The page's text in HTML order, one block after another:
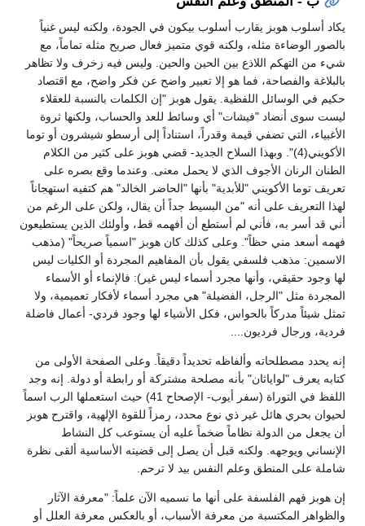
يكاد أسلوب هوبز يقارب أسلوب بيكون في الجودة، ولكنه ليس غنياً
بالصور الوضاءة مثله، ولكنه قوي متميز فعال صريح مثله تماماً، مع
شيء من التهكم اللاذع بين الحين والحين. وليس فيه زخرف ولا تظاهر
بالبلاغة والفصاحة، فما هو إلا تعبير واضح عن فكر واضح، مع اقتصاد
حكيم في الوسائل اللفظية. يقول هوبز "إن الكلمات بالنسبة للعقلاء
ليست سوى أنضاد "فيشات" أي وسائط للعد والحساب، ولكنها ثروة
الأغبياء، التي تضفي قيمة وقدراً، استناداً إلى أرسطو شيشرون أو توما
الأكويني(4)". وبهذا السلاح الجديد- قضي هوبز على كثير من الكلام
الطنان الرنان الأجوف الذي لا يحمل معنى. وعندما وقع بصره على
تعريف توما الأكويني "للأبدية" بأنها "الحاضر الخالد" هم كتفيه استهجاناً
لهذا التعريف على أنه "من البسيط جداً أن يقال، ولكن على الرغم من
أني قد أسر به، فأني لم أستطع أن أفهمه قط، وأولئك الذين يستطيعون
فهمه أسعد مني حظاً". وعلى كذلك كان هوبز "اسمياً صريحاً" (مذهب
الاسمين: مذهب فلسفي يقول بأن المفاهيم المجردة أو الكليات ليس
لها وجود حقيقي، وأنها مجرد أسماء ليس غير): فالإنماء أو الأسماء
المجردة مثل "الرجل، الفضيلة" هي مجرد أسماء لأفكار تعميمية، ولا
تمثل شيئاً مدركاً بالحواس، فكل الأشياء لها وجود فردي- أعمال فاضلة
فردية، ورجال فرديون....
إنه يحدد مصطلحاته وألفاظه تحديداً دقيقاً. وعلى الصفحة الأولى من
كتابه يعرف "لواياثان" بأنه مصلحة مشتركة أو رابطة أو دولة. إنه وجد
اللفظ في التوراة (سفر أيوب- الإصحاح 41) حيث استعملها الرب اسماً
لحيوان بحري هائل غير ذي نوع محدد، رمزاً للقوة الإلهية، واقترح هوبز
أن يجعل من الدولة نظاماً ضخماً عليه أن يستوعب كل النشاط
الإنساني ويوجهه. ولكنه قبل أن يصل إلى قضيته الأساسية ألقى نظرة
شاملة على المنطق وعلم النفس بيد لا ترحم.
إن هوبز فهم الفلسفة على أنها ما نسميه الآن علماً: "معرفة الآثار
والظواهر المكتسبة من معرفة الأسباب، أو بالعكس معرفة العلل أو